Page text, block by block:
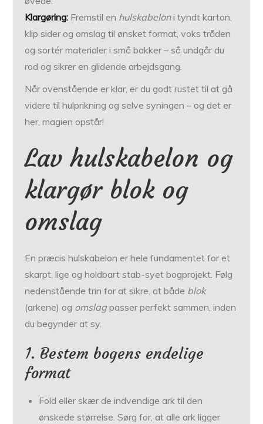
Klargøring: Fremstil en hulskabeloni tyndt karton,
klip sider og omslag til ønsket format, voks tråden
og sortér materialer i små bakker – så undgår du
rod og sikrer en glidende arbejdsgang.
Når ovenstående er klar, er du godt rustet til at gå
videre til hulprikning og selve syningen – og det er
her, magien opstår!
Lav hulskabelon og
klargør blok og
omslag
En præcis hulskabelon er hele fundamentet for et
skarpt, lige og holdbart stab-syet bogprojekt. Følg
nedenstående trin for at sikre, at både blok
(arkene) og omslagpasser perfekt sammen, inden
du begynder at sy.
1. Bestem bogens endelige
format
Fold eller skær de indvendige ark til den
ønskede størrelse. Sørg for, at alle ark ligger